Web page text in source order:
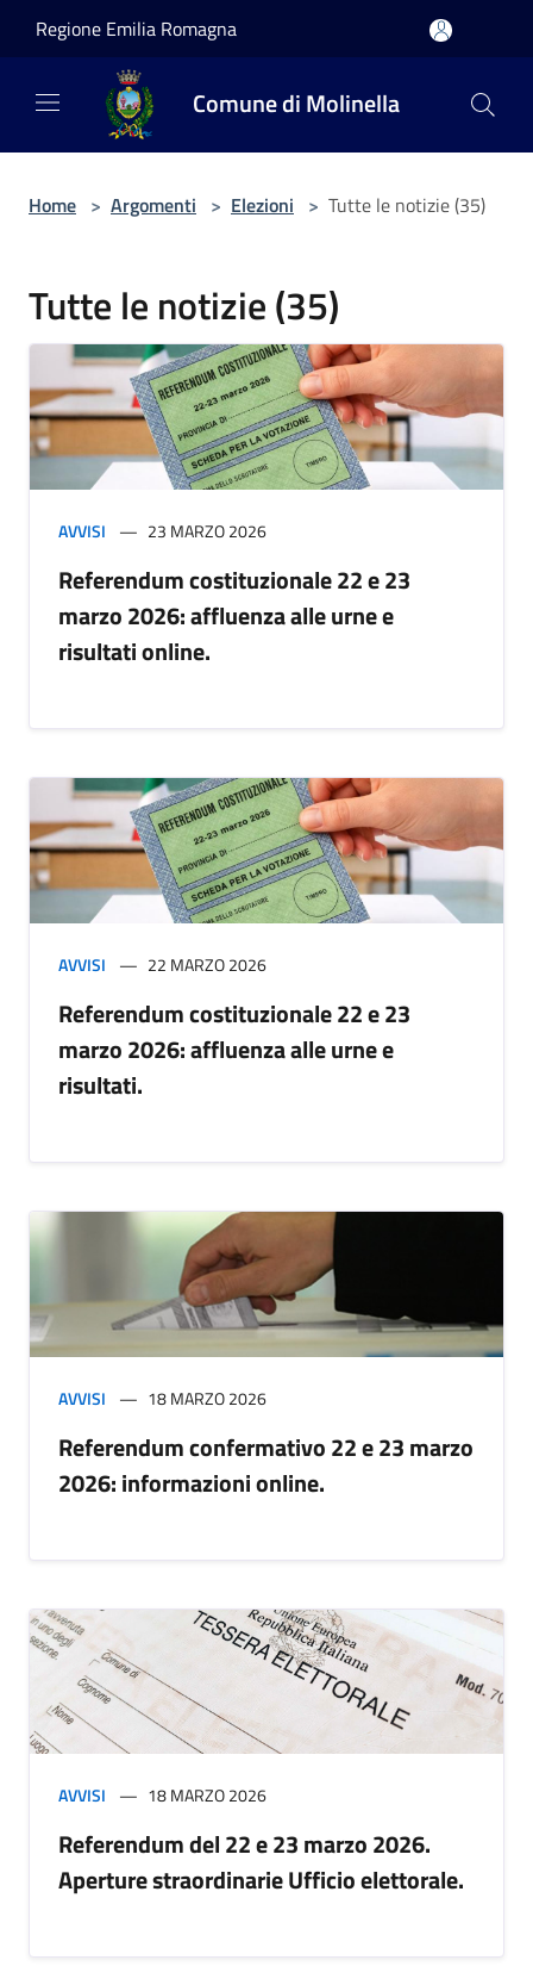
Regione Emilia Romagna
Comune di Molinella
Home > Argomenti > Elezioni > Tutte le notizie (35)
Tutte le notizie (35)
AVVISI 23 MARZO 2026
Referendum costituzionale 22 e 23
marzo 2026: affluenza alle urne e
risultati online.
AVVISI 22 MARZO 2026
Referendum costituzionale 22 e 23
marzo 2026: affluenza alle urne e
risultati.
AVVISI 18 MARZO 2026
Referendum confermativo 22 e 23 marzo
2026: informazioni online.
AVVISI 18 MARZO 2026
Referendum del 22 e 23 marzo 2026.
Aperture straordinarie Ufficio elettorale.